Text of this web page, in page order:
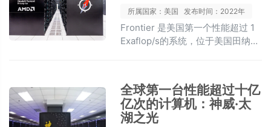
所属国家：美国 发布时间：2022年
Frontier 是美国第一个性能超过 1
Exaflop/s的系统，位于美国田纳西
实现了 1.194 Exaflop/s的性能。它
基于 HPE Cray EX 架构，结合了第
三代 AMD EPYC CPU（针对 HPC
和 AI 优化）、AMD Instinct 250X
全球第一台性能超过十亿
亿次的计算机：神威·太
湖之光